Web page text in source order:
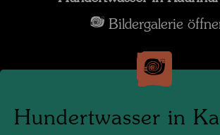
Bildergalerie
Hundertwasser in